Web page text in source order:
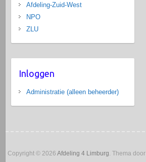
Afdeling-Zuid-West
NPO
ZLU
Inloggen
Administratie (alleen beheerder)
Copyright © 2026 Afdeling 4 Limburg . Thema door